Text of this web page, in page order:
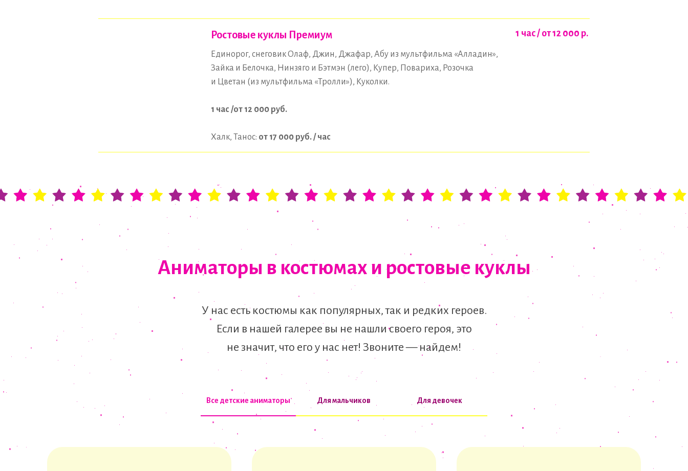
Ростовые куклы Премиум
Единорог, снеговик Олаф, Джин, Джафар, Абу из мультфильма «Алладин»,
Зайка и Белочка, Нинзяго и Бэтмэн (лего), Купер, Повариха, Розочка
и Цветан (из мультфильма «Тролли»), Куколки.
1 час /от 12 000 руб.
Халк, Танос: от 17 000 руб. / час
1 час / от 12 000 р.
Аниматоры в костюмах и ростовые куклы
У нас есть костюмы как популярных, так и редких героев.
Если в нашей галерее вы не нашли своего героя, это
не значит, что его у нас нет! Звоните — найдем!
Все детские аниматоры Для мальчиков Для девочек